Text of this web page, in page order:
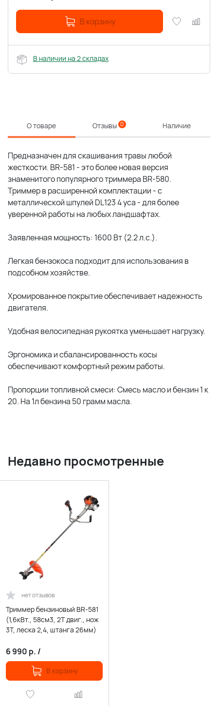
В корзину
В наличии на 2 складах
О товаре Отзывы 0 Наличие
Предназначен для скашивания травы любой
жесткости. BR-581 - это более новая версия
знаменитого популярного триммера BR-580.
Триммер в расширенной комплектации - с
металлической шпулей DL123 4 уса - для более
уверенной работы на любых ландшафтах.
Заявленная мощность: 1600 Вт (2.2 л.с.).
Легкая бензокоса подходит для использования в
подсобном хозяйстве.
Хромированное покрытие обеспечивает надежность
двигателя.
Удобная велосипедная рукоятка уменьшает нагрузку.
Эргономика и сбалансированность косы
обеспечивают комфортный режим работы.
Пропорции топливной смеси: Смесь масло и бензин 1 к
20. На 1л бензина 50 грамм масла.
Недавно просмотренные
нет отзывов
Триммер бензиновый BR-581
(1,6кВт., 58см3, 2Т двиг., нож
3Т, леска 2,4, штанга 26мм)
6 990 р. /
В корзину